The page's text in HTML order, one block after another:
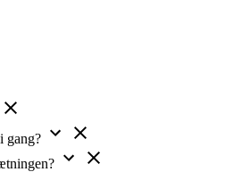
gang?